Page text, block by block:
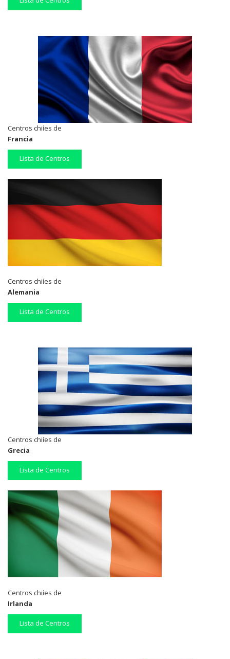
Centros chiíes de
Francia
Lista de Centros
Centros chiíes de
Alemania
Lista de Centros
Centros chiíes de
Grecia
Lista de Centros
Centros chiíes de
Irlanda
Lista de Centros